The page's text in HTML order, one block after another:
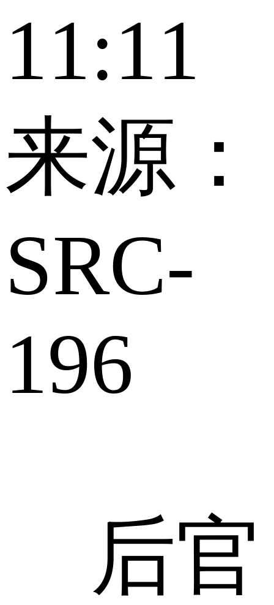
11:11
来源：
SRC-
196
后官